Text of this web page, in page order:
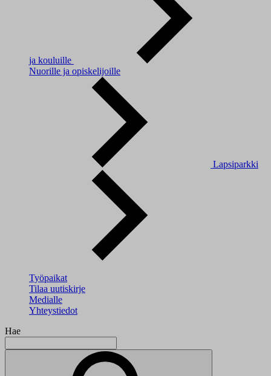
ja kouluille
Nuorille ja opiskelijoille
Lapsiparkki
Työpaikat
Tilaa uutiskirje
Medialle
Yhteystiedot
Hae